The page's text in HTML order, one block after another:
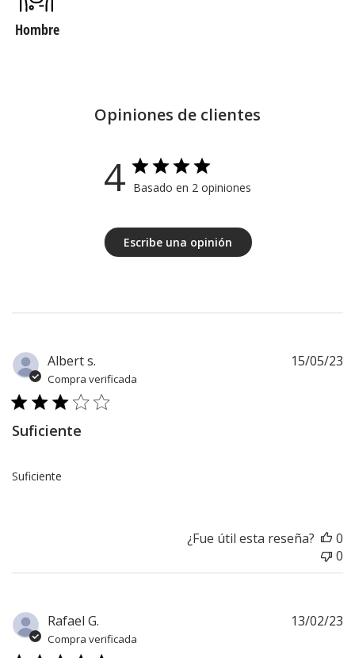
Hombre
Opiniones de clientes
4 Basado en 2 opiniones
Escribe una opinión
Albert s.
Compra verificada
Suficiente
Suficiente
15/05/23
¿Fue útil esta reseña?
0
0
Rafael G.
Compra verificada
13/02/23